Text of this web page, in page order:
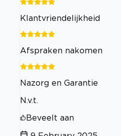
Klantvriendelijkheid
Afspraken nakomen
Nazorg en Garantie
N.v.t.
Beveelt aan